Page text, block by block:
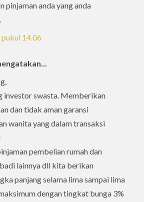
pinjaman anda yang anda
14.06
investor swasta. Memberikan
dan tidak aman garansi
wanita yang dalam transaksi
pembelian rumah dan
lainnya dll kita berikan
panjang selama lima sampai lima
dengan tingkat bunga 3%